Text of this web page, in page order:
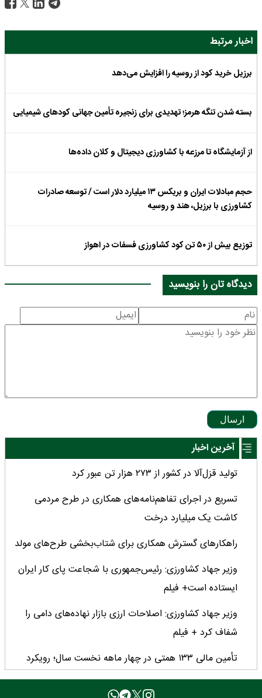
اخبار مرتبط
برزیل خرید کود از روسیه را افزایش می‌دهد
بسته شدن تنگه هرمز؛ تهدیدی برای زنجیره تأمین جهانی کودهای شیمیایی
از آزمایشگاه تا مرزعه با کشاورزی دیجیتال و کلان داده‌ها
حجم مبادلات ایران و بریکس ۱۳ میلیارد دلار است / توسعه صادرات
کشاورزی با برزیل، هند و روسیه
توزیع بیش از ۵۰ تن کود کشاورزی فسفات در اهواز
دیدگاه تان را بنویسید
ارسال
آخرین اخبار
تولید قزل‌آلا در کشور از ۲۷۳ هزار تن عبور کرد
تسریع در اجرای تفاهم‌نامه‌های همکاری در طرح مردمی
کاشت یک میلیارد درخت
راهکارهای گسترش همکاری برای شتاب‌بخشی طرح‌های مولد
وزیر جهاد کشاورزی: رئیس‌جمهوری با شجاعت پای کار ایران
ایستاده است+ فیلم
وزیر جهاد کشاورزی: اصلاحات ارزی بازار نهاده‌های دامی را
شفاف کرد + فیلم
تأمین مالی ۱۳۳ همتی در چهار ماهه نخست سال؛ رویکرد
هدفمند بانک کشاورزی برای تضمین امنیت غذایی